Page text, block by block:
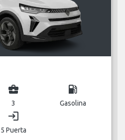
business_center
3
local_gas_station
Gasolina
login
5 Puerta